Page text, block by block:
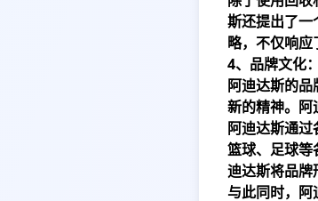
斯还提出了
略，不仅响应
4、品牌文化
阿迪达斯的
新的精神。阿
阿迪达斯通
篮球、足球等
迪达斯将品牌
与此同时，